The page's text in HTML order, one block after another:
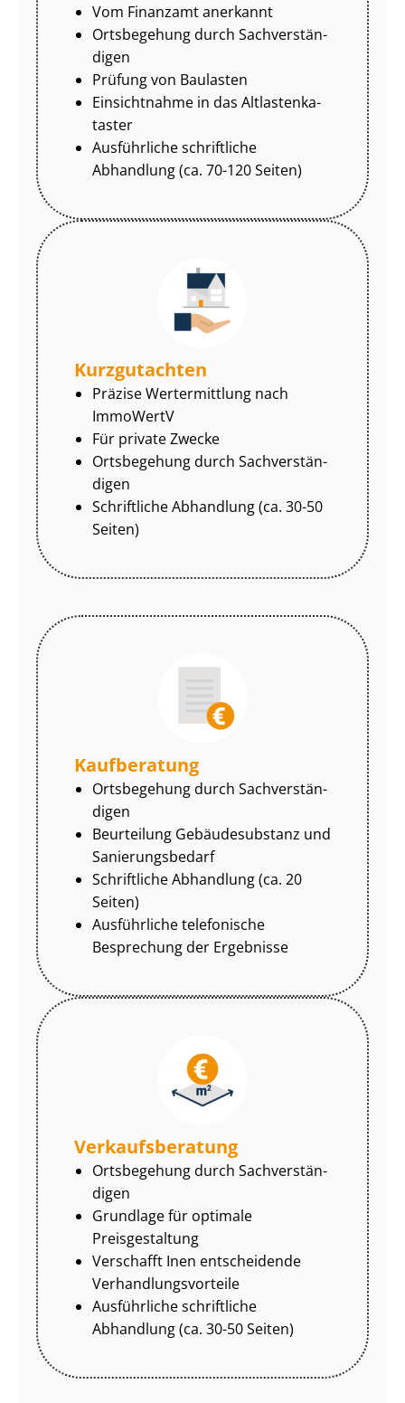
Vom Finanzamt anerkannt
Ortsbegehung durch Sach­ver­stän­
di­gen
Prüfung von Baulasten
Einsichtnahme in das Alt­las­ten­ka­
tas­ter
Ausführliche schriftliche
Abhandlung (ca. 70-120 Seiten)
Kurzgutachten
Präzise Wertermittlung nach
ImmoWertV
Für private Zwecke
Ortsbegehung durch Sach­ver­stän­
di­gen
Schriftliche Abhandlung (ca. 30-50
Seiten)
Kaufberatung
Ortsbegehung durch Sach­ver­stän­
di­gen
Beurteilung Gebäudesubstanz und
Sa­nie­rungs­be­darf
Schriftliche Abhandlung (ca. 20
Seiten)
Ausführliche telefonische
Besprechung der Ergebnisse
Ver­kaufs­be­ra­tung
Ortsbegehung durch Sach­ver­stän­
di­gen
Grundlage für optimale
Preisgestaltung
Verschafft Inen entscheidende
Ver­hand­lungs­vor­tei­le
Ausführliche schriftliche
Abhandlung (ca. 30-50 Seiten)